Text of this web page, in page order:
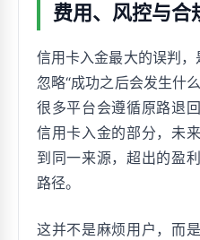
费用、风控与合
信用卡入金最大的误判，
忽略“成功之后会发生什
很多平台会遵循原路退
信用卡入金的部分，未
到同一来源，超出的盈
路径。
这并不是麻烦用户，而